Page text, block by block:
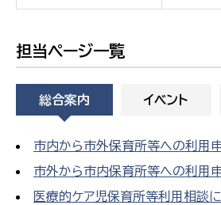
担当ページ一覧
総合案内 イベント
市内から市外保育所等への利用
市外から市内保育所等への利用
医療的ケア児保育所等利用相談